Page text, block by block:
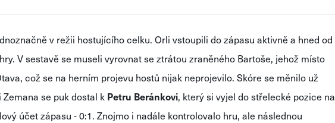
v režii hostujícího celku. Orli vstoupili do zápasu aktivně a hned od
V sestavě se museli vyrovnat se ztrátou zraněného Bartoše, jehož místo
což se na herním projevu hostů nijak neprojevilo. Skóre se měnilo už
se puk dostal k Petru Beránkovi, který si vyjel do střelecké pozice na
účet zápasu - 0:1. Znojmo i nadále kontrolovalo hru, ale následnou